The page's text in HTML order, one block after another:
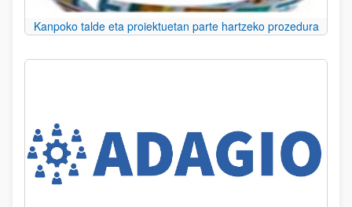
Kanpoko talde eta proiektuetan parte hartzeko prozedura